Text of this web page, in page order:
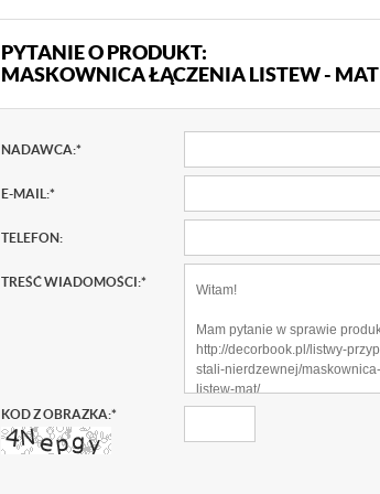
PYTANIE O PRODUKT:
MASKOWNICA ŁĄCZENIA LISTEW - MAT
NADAWCA:*
E-MAIL:*
TELEFON:
TREŚĆ WIADOMOŚCI:*
KOD Z OBRAZKA:*